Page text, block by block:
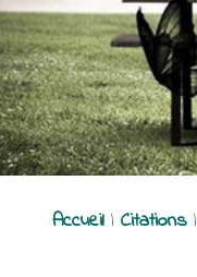
Accueil| Citations|